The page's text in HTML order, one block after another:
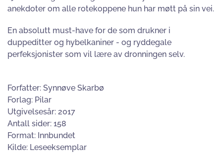
anekdoter om alle rotekoppene hun har møtt på sin vei.
En absolutt must-have for de som drukner i
duppeditter og hybelkaniner - og ryddegale
perfeksjonister som vil lære av dronningen selv.
Forfatter: Synnøve Skarbø
Forlag: Pilar
Utgivelsesår: 2017
Antall sider: 158
Format: Innbundet
Kilde: Leseeksemplar